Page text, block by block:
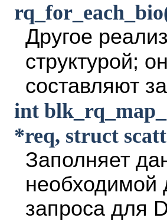
Другое
структурой;
составляют
int
*req, struct
Заполняет
необходимой
запроса для